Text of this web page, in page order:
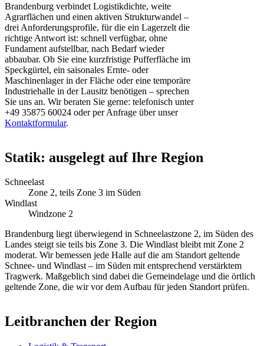
Brandenburg verbindet Logistikdichte, weite
Agrarflächen und einen aktiven Strukturwandel –
drei Anforderungsprofile, für die ein Lagerzelt die
richtige Antwort ist: schnell verfügbar, ohne
Fundament aufstellbar, nach Bedarf wieder
abbaubar. Ob Sie eine kurzfristige Pufferfläche im
Speckgürtel, ein saisonales Ernte- oder
Maschinenlager in der Fläche oder eine temporäre
Industriehalle in der Lausitz benötigen – sprechen
Sie uns an. Wir beraten Sie gerne: telefonisch unter
+49 35875 60024 oder per Anfrage über unser
Kontaktformular.
Statik: ausgelegt auf Ihre Region
Schneelast
Zone 2, teils Zone 3 im Süden
Windlast
Windzone 2
Brandenburg liegt überwiegend in Schneelastzone 2, im Süden des
Landes steigt sie teils bis Zone 3. Die Windlast bleibt mit Zone 2
moderat. Wir bemessen jede Halle auf die am Standort geltende
Schnee- und Windlast – im Süden mit entsprechend verstärktem
Tragwerk. Maßgeblich sind dabei die Gemeindelage und die örtlich
geltende Zone, die wir vor dem Aufbau für jeden Standort prüfen.
Leitbranchen der Region